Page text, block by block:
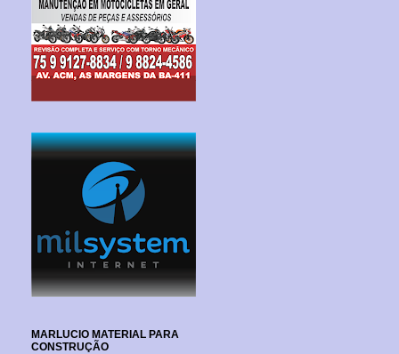
MARLUCIO MATERIAL PARA
CONSTRUÇÃO